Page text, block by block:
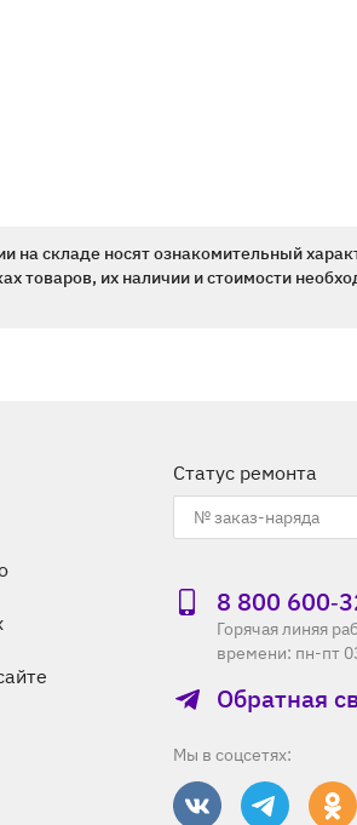
складе носят ознакомительный
товаров, их наличии и стоимости
Статус ремонта
8 800
Горячая линяя
времени: пн-пт
Обратная
Мы в соцсетях: